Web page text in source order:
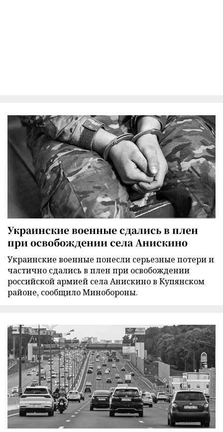
Украинские военные сдались в плен
при освобождении села Анискино
Украинские военные понесли серьезные потери и
частично сдались в плен при освобождении
российской армией села Анискино в Купянском
районе, сообщило Минобороны.